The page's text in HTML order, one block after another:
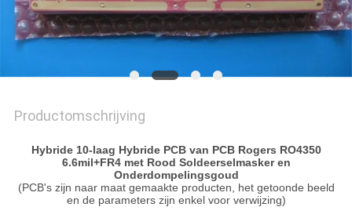
Productomschrijving
Hybride 10-laag Hybride PCB van PCB Rogers RO4350
6.6mil+FR4 met Rood Soldeerselmasker en
Onderdompelingsgoud
(PCB's zijn naar maat gemaakte producten, het getoonde beeld
en de parameters zijn enkel voor verwijzing)